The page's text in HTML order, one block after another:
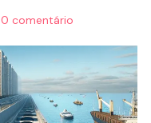
0 comentário